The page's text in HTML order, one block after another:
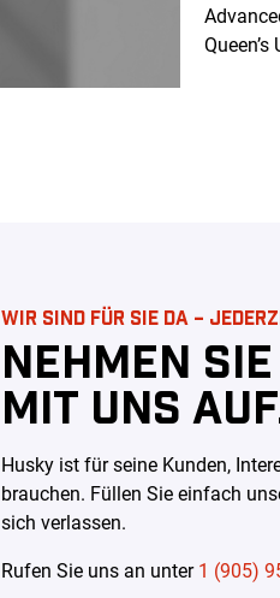
Queen’s
WIR SIND FÜR SIE DA –
NEHMEN
MIT UNS
Husky ist für seine Kunden,
brauchen. Füllen Sie einfach
sich verlassen.
Rufen Sie uns an unter 1 (905)